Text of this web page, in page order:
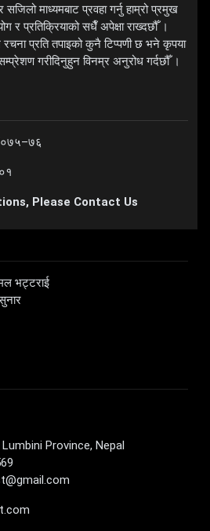
माध्यमबाट प्रवहा गर्नु हाम्रो प्रमुख
र प्रतिक्रियाको सधैँ अपेक्षा राख्दछौँ ।
प्रति तपाइको कुनै टिप्पणी छ भने कृपया
गरीदिनुहुन विनम्र अनुरोध गर्दछौँ ।
०७५–७६
Please Contact Us
भट्टराई
Province, Nepal